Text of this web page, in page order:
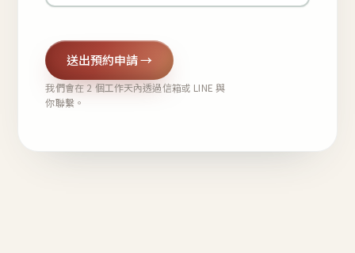
送出預約申請 →
我們會在 2 個工作天內透過信箱或 LINE 與
你聯繫。